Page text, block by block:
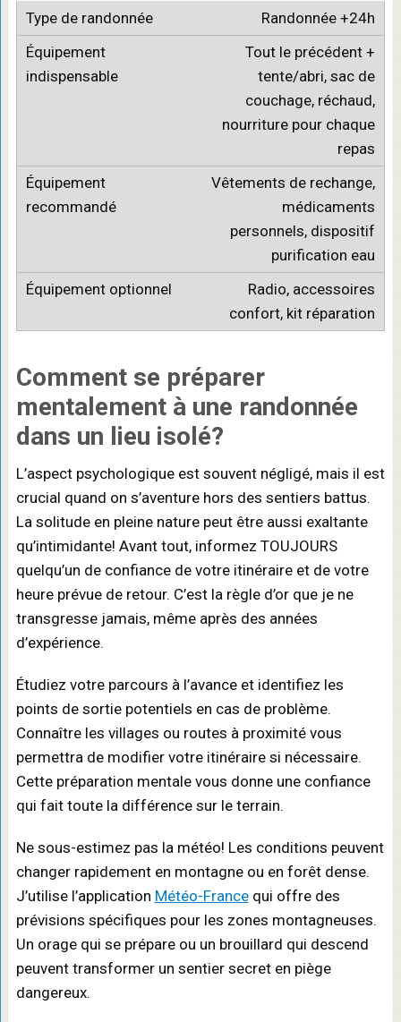
Randonnée +24h
Tout le précédent +
tente/abri, sac de
couchage, réchaud,
nourriture pour chaque
repas
Vêtements de rechange,
médicaments
personnels, dispositif
purification eau
Radio, accessoires
confort, kit réparation
Comment se préparer
mentalementà une randonnée
dans un lieu isolé?
L’aspect psychologique est souvent négligé, mais il est
crucial quand on s’aventure hors des sentiers battus.
La solitude en pleine nature peut être aussi exaltante
qu’intimidante! Avant tout, informez TOUJOURS
quelqu’un de confiance de votre itinéraire et de votre
heure prévue de retour. C’est la règle d’or que je ne
transgresse jamais, même après des années
d’expérience.
Étudiez votre parcours à l’avance et identifiez les
points de sortie potentiels en cas de problème.
Connaître les villages ou routes à proximité vous
permettra de modifier votre itinéraire si nécessaire.
Cette préparation mentale vous donne une confiance
qui fait toute la différence sur le terrain.
Ne sous-estimez pas la météo! Les conditions peuvent
changer rapidement en montagne ou en forêt dense.
J’utilise l’application Météo-Francequi offre des
prévisions spécifiques pour les zones montagneuses.
Un orage qui se prépare ou un brouillard qui descend
peuvent transformer un sentier secret en piège
dangereux.